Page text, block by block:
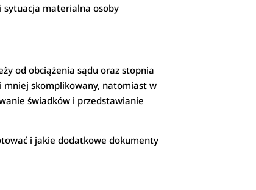
sytuacja materialna osoby
od obciążenia sądu oraz stopnia
mniej skomplikowany, natomiast w
świadków i przedstawianie
i jakie dodatkowe dokumenty